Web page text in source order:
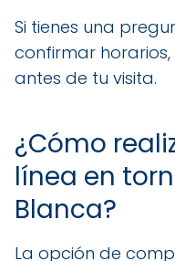
Si tienes una
confirmar
antes de tu visita.
¿Cómo
línea en
Blanca?
La opción de